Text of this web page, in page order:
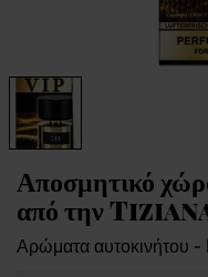
Αποσμητικό
από την
Αρώματα αυτοκινήτου -